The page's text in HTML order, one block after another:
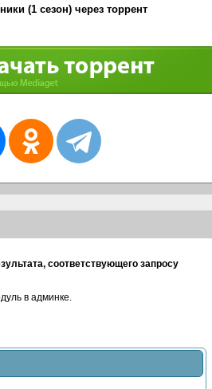
(1 сезон) через торрент
соответствующего запросу
в админке.